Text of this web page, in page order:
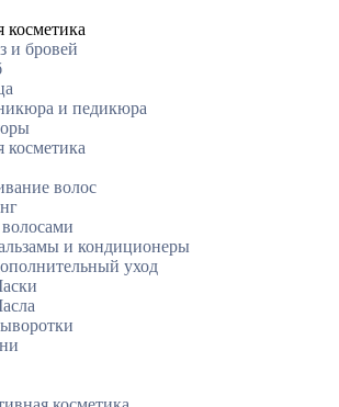
косметика
и бровей
и педикюра
косметика
волос
и кондиционеры
уход